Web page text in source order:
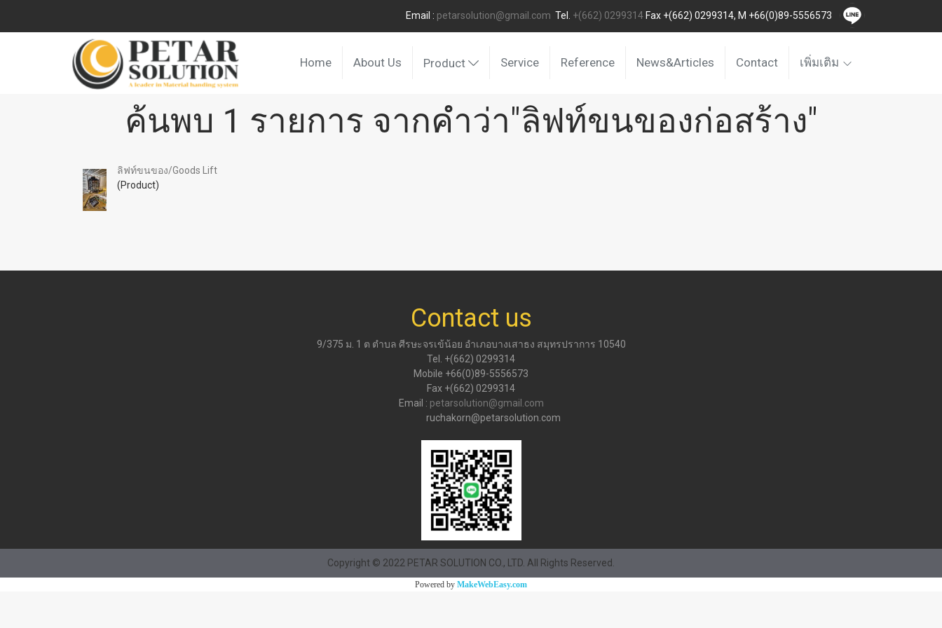
Email : petarsolution@gmail.com Tel. +(662) 0299314 Fax +(662) 0299314, M +66(0)89-5556573
Home About Us Product Service Reference News&Articles Contact เพิ่มเติม
ค้นพบ 1 รายการ จากคำว่า"ลิฟท์ขนของก่อสร้าง"
ลิฟท์ขนของ/Goods Lift
(Product)
Contact us
9/375 ม. 1 ต ตำบล ศีรษะจรเข้น้อย อำเภอบางเสาธง สมุทรปราการ 10540
Tel. +(662) 0299314
Mobile +66(0)89-5556573
Fax +(662) 0299314
Email : petarsolution@gmail.com
ruchakorn@petarsolution.com
Copyright © 2022 PETAR SOLUTION CO., LTD. All Rights Reserved.
Powered by MakeWebEasy.com